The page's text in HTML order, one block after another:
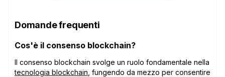
Domande frequenti
Cos'è il consenso blockchain?
Il consenso blockchain svolge un ruolo fondamentale nella
tecnologia blockchain , fungendo da mezzo per consentire